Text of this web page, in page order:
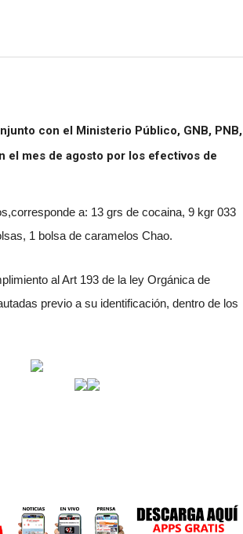
con el Ministerio Público, GNB, PNB,
el mes de agosto por los efectivos de
a: 13 grs de cocaina, 9 kgr 033
1 bolsa de caramelos Chao.
al Art 193 de la ley Orgánica de
previo a su identificación, dentro de los